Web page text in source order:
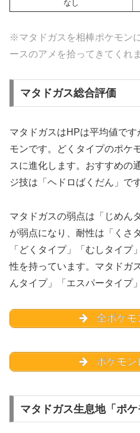
なし
※マタドガスを相棒ポケモン
ースのアメを拾ってきてくれま
マタドガス総合評価
マタドガスはHPは平均値で
モンです。どくタイプのポケ
スに進化します。おすすめの
ジ技は「ヘドロばくだん」です
マタドガスの弱点は「じめん
が弱点になり、耐性は「くさ
「どくタイプ」「むしタイプ
性を持っています。マタドガ
んタイプ」「エスパータイプ
全ポケモ
ポケモン
マタドガス生息地「ポケ